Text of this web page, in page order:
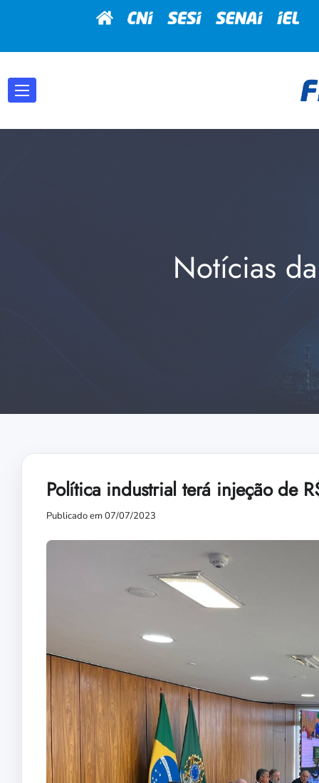
Notícias
Política industrial terá injeção de
Publicado em 07/07/2023